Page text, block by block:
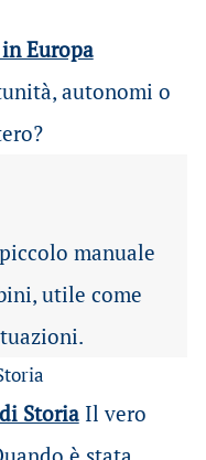
Europa
autonomi o
manuale
utile come
Storia Il vero